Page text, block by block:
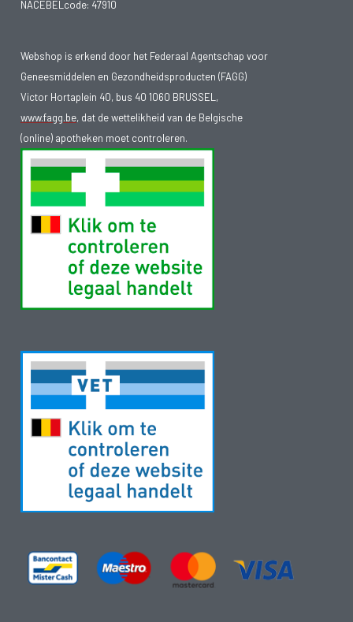
NACEBELcode: 47910
Webshop is erkend door het Federaal Agentschap voor
Geneesmiddelen en Gezondheidsproducten (FAGG)
Victor Hortaplein 40, bus 40 1060 BRUSSEL,
www.fagg.be, dat de wettelikheid van de Belgische
(online) apotheken moet controleren.